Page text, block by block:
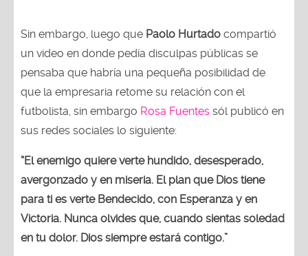
Sin embargo, luego que Paolo Hurtado compartió
un video en donde pedía disculpas públicas se
pensaba que habría una pequeña posibilidad de
que la empresaria retome su relación con el
futbolista, sin embargo Rosa Fuentes sól publicó en
sus redes sociales lo siguiente:
“El enemigo quiere verte hundido, desesperado,
avergonzado y en miseria. El plan que Dios tiene
para ti es verte Bendecido, con Esperanza y en
Victoria. Nunca olvides que, cuando sientas soledad
en tu dolor. Dios siempre estará contigo.”